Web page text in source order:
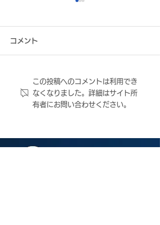
6月20日(土) 小学生サ
ッカー体験会実施のお知
コメント
この投稿へのコメントは利用でき
なくなりました。詳細はサイト所
有者にお問い合わせください。